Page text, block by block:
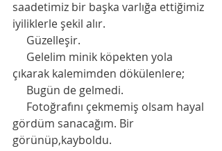
saadetimiz bir başka varlığa ettiğimiz
iyiliklerle şekil alır.
     Güzelleşir.
çıkarak kalemimden dökülenlere;
     Bugün de gelmedi.
gördüm sanacağım. Bir
görünüp,kayboldu.